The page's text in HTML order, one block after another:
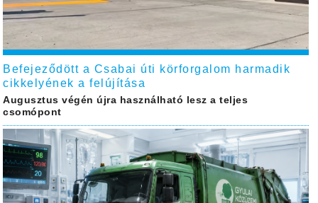
Befejeződött a Csabai úti körforgalom harmadik
cikkelyének a felújítása
Augusztus végén újra használható lesz a teljes
csomópont